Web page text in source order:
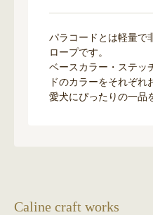
パラコードとは軽量で
ロープです。
ベースカラー・ステッ
ドのカラーをそれぞれ
愛犬にぴったりの一品
Caline craft works